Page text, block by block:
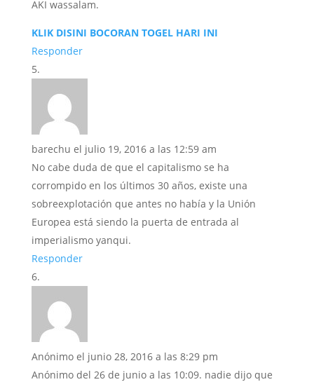
AKI wassalam.
KLIK DISINI BOCORAN TOGEL HARI INI
Responder
barechu el julio 19, 2016 a las 12:59 am
No cabe duda de que el capitalismo se ha
corrompido en los últimos 30 años, existe una
sobreexplotación que antes no había y la Unión
Europea está siendo la puerta de entrada al
imperialismo yanqui.
Responder
Anónimo el junio 28, 2016 a las 8:29 pm
Anónimo del 26 de junio a las 10:09. nadie dijo que